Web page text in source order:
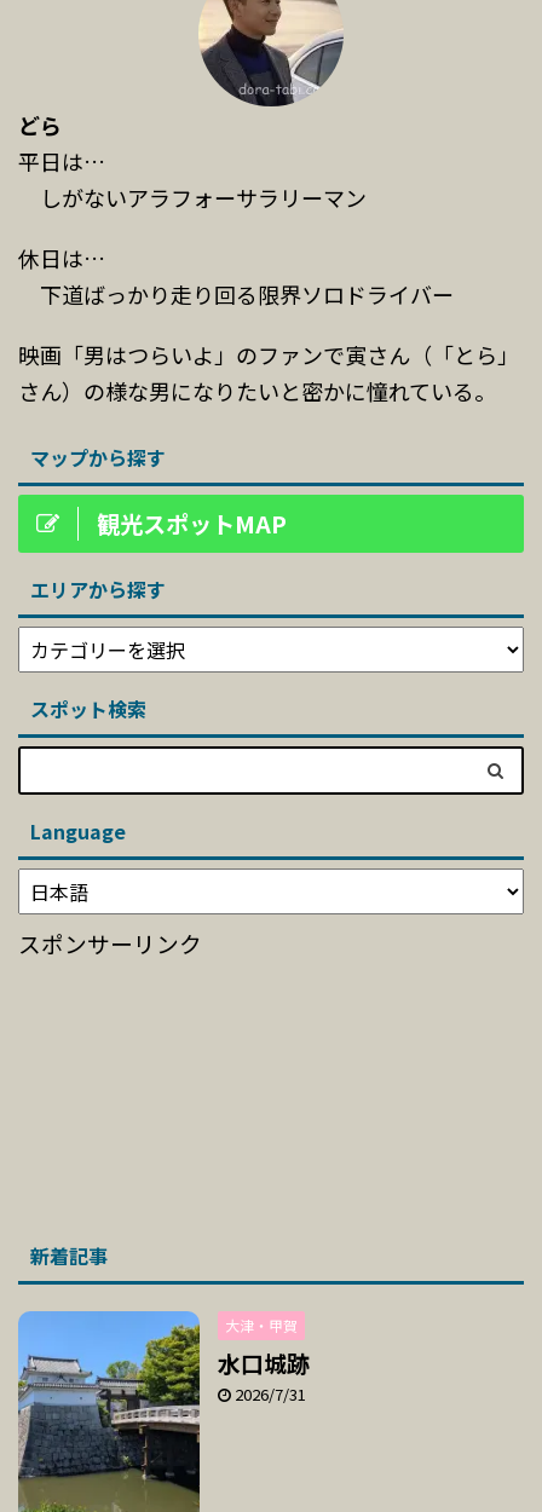
どら
平日は…
しがないアラフォーサラリーマン
休日は…
下道ばっかり走り回る限界ソロドライバー
映画「男はつらいよ」のファンで寅さん（「とら」
さん）の様な男になりたいと密かに憧れている。
マップから探す
観光スポットMAP
エリアから探す
スポット検索
Language
スポンサーリンク
新着記事
大津・甲賀
水口城跡
2026/7/31